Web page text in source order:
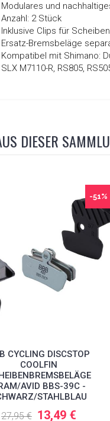
Modulares und
Anzahl: 2 Stück
Inklusive Clips für
Ersatz-Bremsbeläge
Kompatibel mit Shimano:
SLX M7110-R, RS805,
DIESER
-51%
CYCLING DISCSTOP
COOLFIN
AVID BBS-39C -
STAHLBLAU
27,95 € 13,49 €